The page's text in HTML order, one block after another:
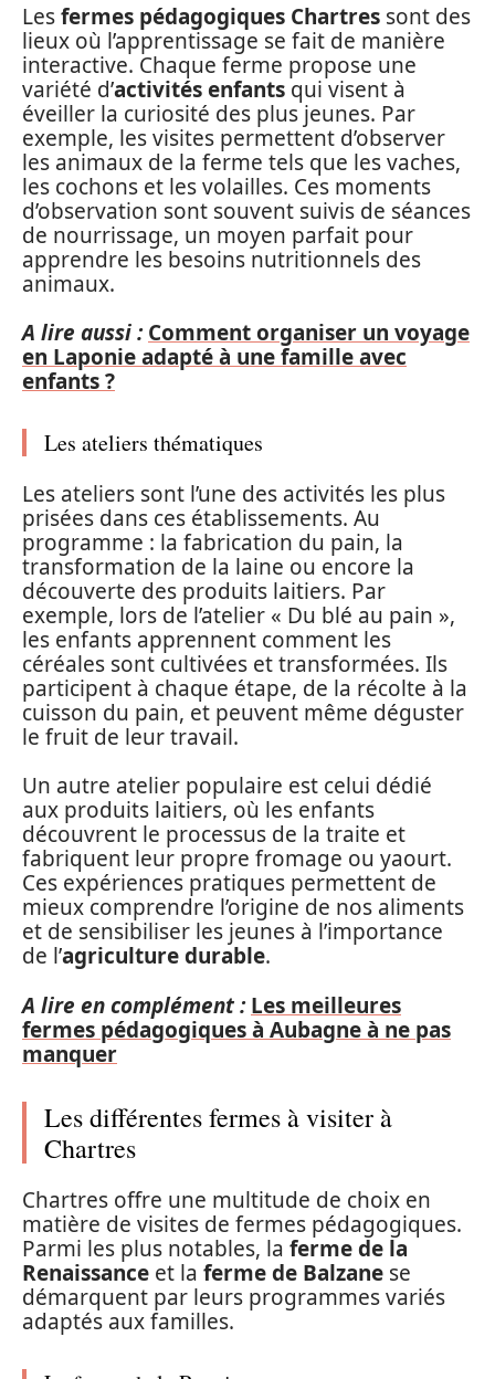
Lesfermes pédagogiques Chartres sont des
lieux où l’apprentissage se fait de manière
interactive. Chaque ferme propose une
variété d’activités enfants qui visent à
éveiller la curiosité des plus jeunes. Par
exemple, les visites permettent d’observer
les animaux de la ferme tels que les vaches,
les cochons et les volailles. Ces moments
d’observation sont souvent suivis de séances
de nourrissage, un moyen parfait pour
apprendre les besoins nutritionnels des
animaux.
A lire aussi : Comment organiser un voyage
en Laponie adapté à une famille avec
enfants ?
Les ateliers thématiques
Les ateliers sont l’une des activités les plus
prisées dans ces établissements. Au
programme : la fabrication du pain, la
transformation de la laine ou encore la
découverte des produits laitiers. Par
exemple, lors de l’atelier « Du blé au pain »,
les enfants apprennent comment les
céréales sont cultivées et transformées. Ils
participent à chaque étape, de la récolte à la
cuisson du pain, et peuvent même déguster
le fruit de leur travail.
Un autre atelier populaire est celui dédié
aux produits laitiers, où les enfants
découvrent le processus de la traite et
fabriquent leur propre fromage ou yaourt.
Ces expériences pratiques permettent de
mieux comprendre l’origine de nos aliments
et de sensibiliser les jeunes à l’importance
de l’agriculture durable.
A lire en complément : Les meilleures
fermes pédagogiques à Aubagne à ne pas
manquer
Les différentes fermes à visiter à
Chartres
Chartres offre une multitude de choix en
matière de visites de fermes pédagogiques.
Parmi les plus notables, la ferme de la
Renaissance et la ferme de Balzane se
démarquent par leurs programmes variés
adaptés aux familles.